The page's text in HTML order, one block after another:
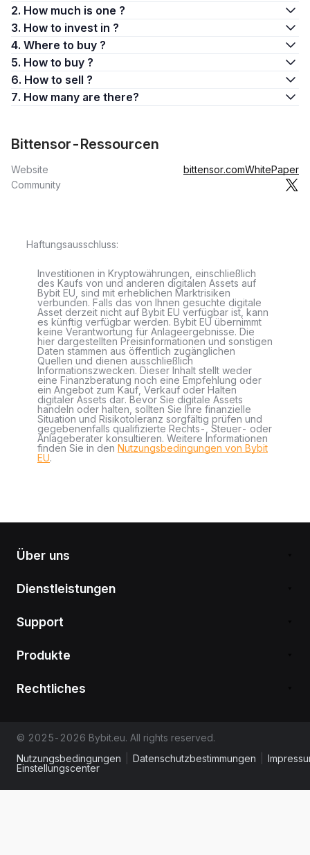
2. How much is one ?
3. How to invest in ?
4. Where to buy ?
5. How to buy ?
6. How to sell ?
7. How many are there?
Bittensor-Ressourcen
Website bittensor.comWhitePaper
Community
Haftungsausschluss:
Investitionen in Kryptowährungen, einschließlich
des Kaufs von und anderen digitalen Assets auf
Bybit EU, sind mit erheblichen Marktrisiken
verbunden. Falls das von Ihnen gesuchte digitale
Asset derzeit nicht auf Bybit EU verfügbar ist, kann
es künftig verfügbar werden. Bybit EU übernimmt
keine Verantwortung für Anlageergebnisse. Die
hier dargestellten Preisinformationen und sonstigen
Daten stammen aus öffentlich zugänglichen
Quellen und dienen ausschließlich
Informationszwecken. Dieser Inhalt stellt weder
eine Finanzberatung noch eine Empfehlung oder
ein Angebot zum Kauf, Verkauf oder Halten
digitaler Assets dar. Bevor Sie digitale Assets
handeln oder halten, sollten Sie Ihre finanzielle
Situation und Risikotoleranz sorgfältig prüfen und
gegebenenfalls qualifizierte Rechts-, Steuer- oder
Anlageberater konsultieren. Weitere Informationen
finden Sie in den Nutzungsbedingungen von Bybit
EU.
Über uns
Dienstleistungen
Support
Produkte
Rechtliches
© 2025-2026 Bybit.eu. All rights reserved.
Nutzungsbedingungen
Datenschutzbestimmungen
Einstellungscenter